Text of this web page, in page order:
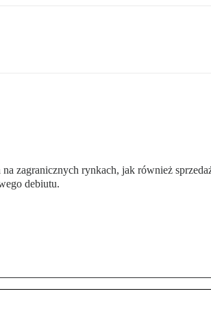
zagranicznych rynkach, jak również
debiutu.